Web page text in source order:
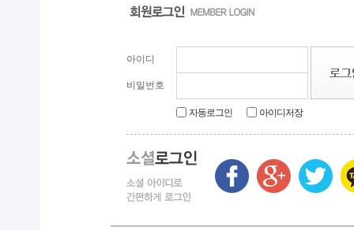
아이디
비밀번호
자동로그인 아이디저장